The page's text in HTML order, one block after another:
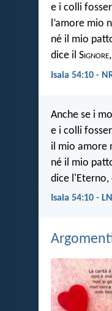
e i colli
l’amore mio
né il mio
dice il Signore
Isaia 54:10 -
Anche se i
e i colli
il mio amore
né il mio
dice l'Eterno,
Isaia 54:10 -